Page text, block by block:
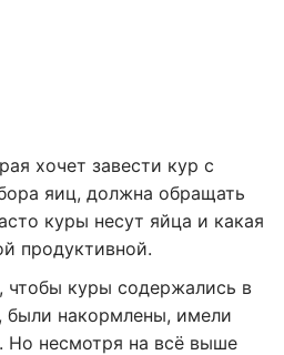
хочет завести кур с
яиц, должна обращать
куры несут яйца и какая
продуктивной.
чтобы куры содержались в
были накормлены, имели
Но несмотря на всё выше